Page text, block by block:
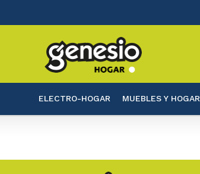
ELECTRO-HOGAR MUEBLES Y HOGAR